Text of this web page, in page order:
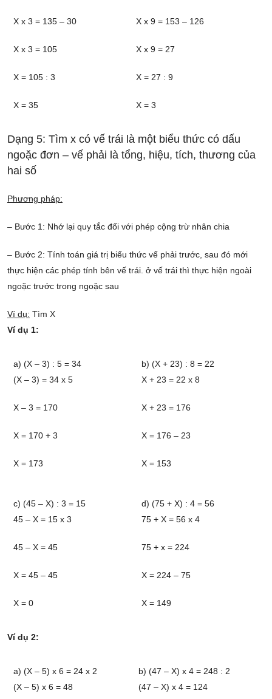
X x 3 = 135 – 30
X x 3 = 105
X = 105 : 3
X = 35
X x 9 = 153 – 126
X x 9 = 27
X = 27 : 9
X = 3
Dạng 5: Tìm x có vế trái là một biểu thức có dấu
ngoặc đơn – vế phải là tổng, hiệu, tích, thương của
hai số
Phương pháp:
– Bước 1: Nhớ lại quy tắc đối với phép cộng trừ nhân chia
– Bước 2: Tính toán giá trị biểu thức vế phải trước, sau đó mới
thực hiện các phép tính bên vế trái. ở vế trái thì thực hiện ngoài
ngoặc trước trong ngoặc sau
Ví dụ: Tìm X
Ví dụ 1:
a) (X – 3) : 5 = 34
(X – 3) = 34 x 5
X – 3 = 170
X = 170 + 3
X = 173
b) (X + 23) : 8 = 22
X + 23 = 22 x 8
X + 23 = 176
X = 176 – 23
X = 153
c) (45 – X) : 3 = 15
45 – X = 15 x 3
45 – X = 45
X = 45 – 45
X = 0
d) (75 + X) : 4 = 56
75 + X = 56 x 4
75 + x = 224
X = 224 – 75
X = 149
Ví dụ 2:
a) (X – 5) x 6 = 24 x 2
(X – 5) x 6 = 48
b) (47 – X) x 4 = 248 : 2
(47 – X) x 4 = 124